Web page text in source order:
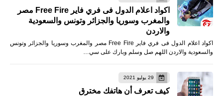
اكواد اعلام الدول فى فري فاير Free Fire مصر
والمغرب وسوريا والجزائر وتونس والسعودية
والاردن
اكواد اعلام الدول فى فري فاير Free Fire مصر والمغرب وسوريا والجزائر وتونس
والسعودية والاردن اللهم صل وسلم وبارك على سي…
29 يوليو 2021
كيف تعرف أن هاتفك مخترق